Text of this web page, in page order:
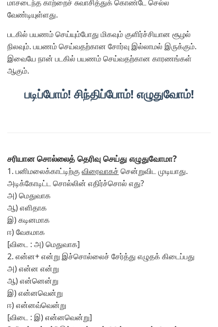
மாசடைந்த காற்றைச் சுவாசித்துக் கொண்டே செல்ல
வேண்டியுள்ளது.
படகில் பயணம் செய்யும்போது மிகவும் குளிர்ச்சியான சூழல்
நிலவும். பயணம் செய்வதற்கான சோர்வு இல்லாமல் இருக்கும்.
இவையே நான் படகில் பயணம் செய்வதற்கான காரணங்கள்
ஆகும்.
படிப்போம்! சிந்திப்போம்! எழுதுவோம்!
சரியான சொல்லைத் தெரிவு செய்து எழுதுவோமா?
1. பனிமலைக்காட்டிற்கு விரைவாகச் சென்றுவிட முடியாது.
அடிக்கோடிட்ட சொல்லின் எதிர்ச்சொல் எது?
அ) மெதுவாக
ஆ) எளிதாக
இ) கடினமாக
ஈ) வேகமாக
[விடை : அ) மெதுவாக]
2. என்ன+ என்று இச்சொல்லைச் சேர்த்து எழுதக் கிடைப்பது
அ) என்ன என்று
ஆ) என்னென்று
இ) என்னவென்று
ஈ) என்னவ்வென்று
[விடை : இ) என்னவென்று]